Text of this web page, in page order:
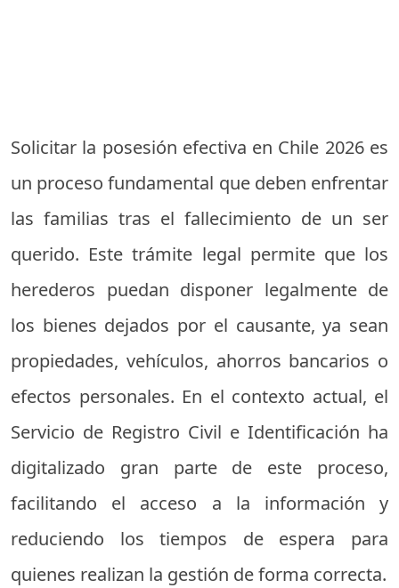
Solicitar la posesión efectiva en Chile 2026 es
un proceso fundamental que deben enfrentar
las familias tras el fallecimiento de un ser
querido. Este trámite legal permite que los
herederos puedan disponer legalmente de
los bienes dejados por el causante, ya sean
propiedades, vehículos, ahorros bancarios o
efectos personales. En el contexto actual, el
Servicio de Registro Civil e Identificación ha
digitalizado gran parte de este proceso,
facilitando el acceso a la información y
reduciendo los tiempos de espera para
quienes realizan la gestión de forma correcta.